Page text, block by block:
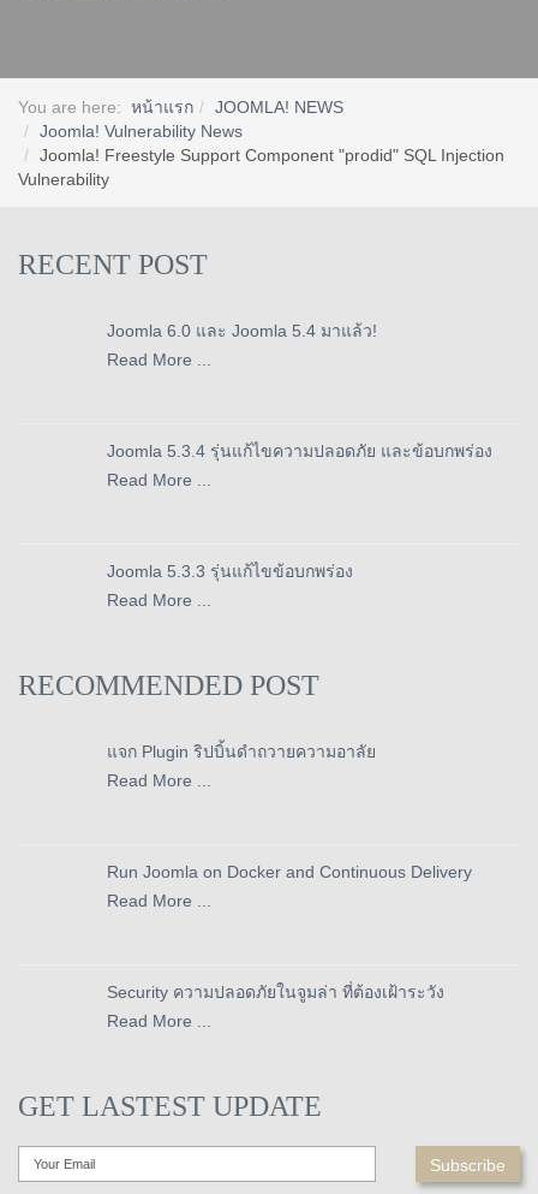
You are here: หน้าแรก
JOOMLA! NEWS
Joomla! Vulnerability News
Joomla! Freestyle Support Component "prodid" SQL Injection
Vulnerability
RECENT POST
Joomla 6.0 และ Joomla 5.4 มาแล้ว!
Read More ...
Joomla 5.3.4 รุ่นแก้ไขความปลอดภัย และข้อบกพร่อง
Read More ...
Joomla 5.3.3 รุ่นแก้ไขข้อบกพร่อง
Read More ...
RECOMMENDED POST
แจก Plugin ริปบิ้นดำถวายความอาลัย
Read More ...
Run Joomla on Docker and Continuous Delivery
Read More ...
Security ความปลอดภัยในจูมล่า ที่ต้องเฝ้าระวัง
Read More ...
GET LASTEST UPDATE